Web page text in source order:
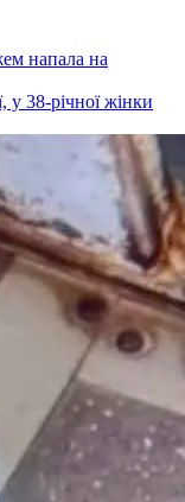
напала на
38-річної жінки